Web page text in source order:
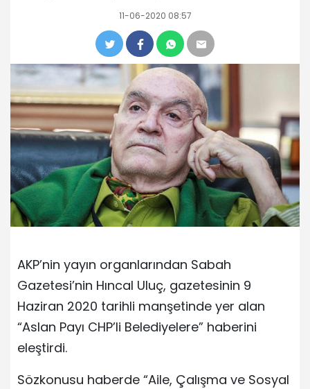
11-06-2020 08:57
AKP’nin yayın organlarından Sabah
Gazetesi’nin Hıncal Uluç, gazetesinin 9
Haziran 2020 tarihli manşetinde yer alan
“Aslan Payı CHP’li Belediyelere” haberini
eleştirdi.
Sözkonusu haberde “Aile, Çalışma ve Sosyal